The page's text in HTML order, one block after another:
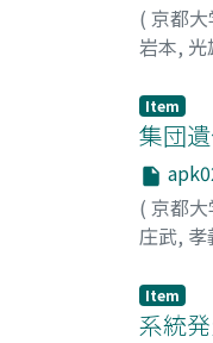
( 京都
岩本, 光
Item
集団
( 京都
庄武, 孝
Item
系統